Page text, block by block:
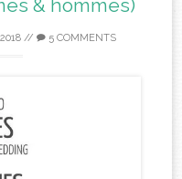
& hommes)
// 5 COMMENTS